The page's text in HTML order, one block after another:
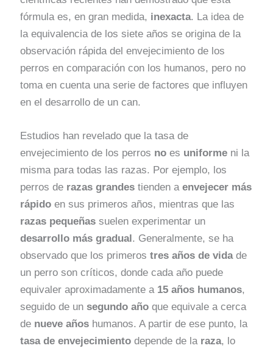
fórmula es, en gran medida, inexacta. La idea de
la equivalencia de los siete años se origina de la
observación rápida del envejecimiento de los
perros en comparación con los humanos, pero no
toma en cuenta una serie de factores que influyen
en el desarrollo de un can.
Estudios han revelado que la tasa de
envejecimiento de los perros noes uniforme ni la
misma para todas las razas. Por ejemplo, los
perros de razas grandes tienden aenvejecer más
rápido en sus primeros años, mientras que las
razas pequeñas suelen experimentar un
desarrollo más gradual. Generalmente, se ha
observado que los primerostres años de vidade
un perro son críticos, donde cada año puede
equivaler aproximadamente a 15 años humanos,
seguido de unsegundo año que equivale a cerca
de nueve años humanos. A partir de ese punto, la
tasa de envejecimiento depende de la raza, lo